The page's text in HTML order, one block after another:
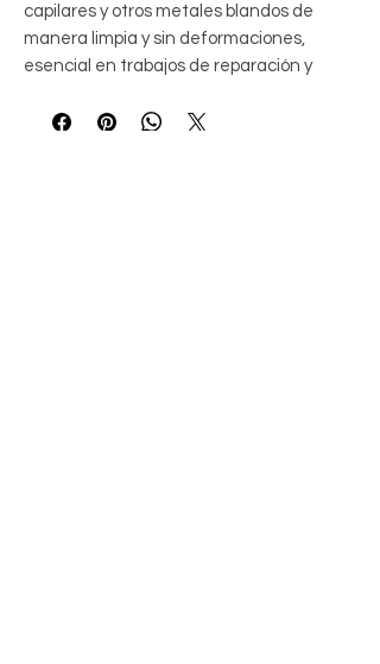
capilares y otros metales blandos de
manera limpia y sin deformaciones,
esencial en trabajos de reparación y
refrigeración y aire acondicionado.